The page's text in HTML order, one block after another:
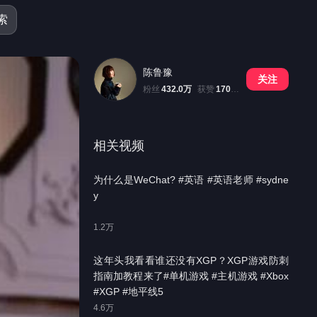
陈鲁豫
粉丝 432.0万 获赞1709.7万
关注
相关视频
为什么是WeChat? #英语 #英语老师 #sydne
y
1.2万
这年头我看看谁还没有XGP？XGP游戏防刺
指南加教程来了#单机游戏 #主机游戏 #Xbox
#XGP #地平线5
4.6万